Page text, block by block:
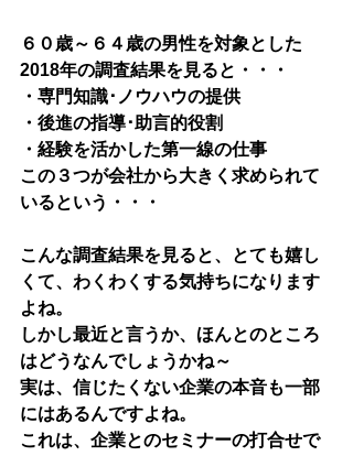
６０歳～６４歳の男性を対象とした
2018年の調査結果を見ると・・・
・専門知識･ノウハウの提供
・後進の指導･助言的役割
・経験を活かした第一線の仕事
この３つが会社から大きく求められて
いるという・・・
こんな調査結果を見ると、とても嬉し
くて、わくわくする気持ちになります
よね。
しかし最近と言うか、ほんとのところ
はどうなんでしょうかね～
実は、信じたくない企業の本音も一部
にはあるんですよね。
これは、企業とのセミナーの打合せで